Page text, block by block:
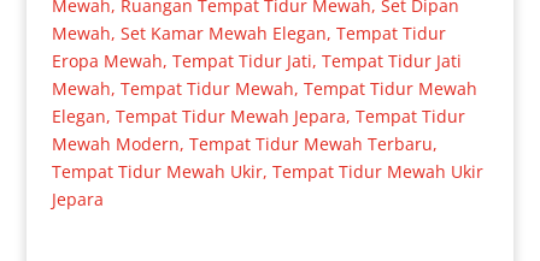
Mewah, Ruangan Tempat Tidur Mewah, Set Dipan
Mewah, Set Kamar Mewah Elegan, Tempat Tidur
Eropa Mewah, Tempat Tidur Jati, Tempat Tidur Jati
Mewah, Tempat Tidur Mewah, Tempat Tidur Mewah
Elegan, Tempat Tidur Mewah Jepara, Tempat Tidur
Mewah Modern, Tempat Tidur Mewah Terbaru,
Tempat Tidur Mewah Ukir, Tempat Tidur Mewah Ukir
Jepara